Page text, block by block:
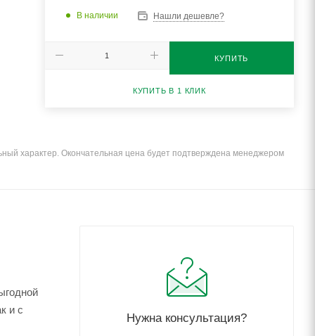
В наличии Нашли дешевле?
КУПИТЬ
КУПИТЬ В 1 КЛИК
характер. Окончательная цена будет подтверждена менеджером
и с
Нужна консультация?